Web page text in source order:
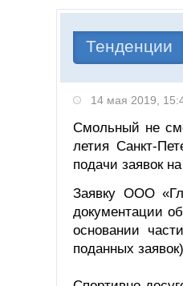
Тенденции
14 мая 2019,
Смольный не
летия Санкт-
подачи заявок
Заявку ООО
документации
основании
поданных